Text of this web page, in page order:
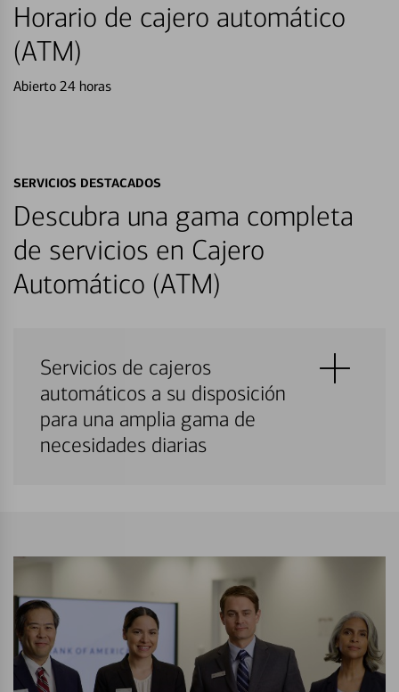
Horario de cajero automático
(ATM)
Abierto 24 horas
SERVICIOS DESTACADOS
Descubra una gama completa
de servicios en Cajero
Automático (ATM)
Servicios de cajeros
automáticos a su disposición
para una amplia gama de
necesidades diarias